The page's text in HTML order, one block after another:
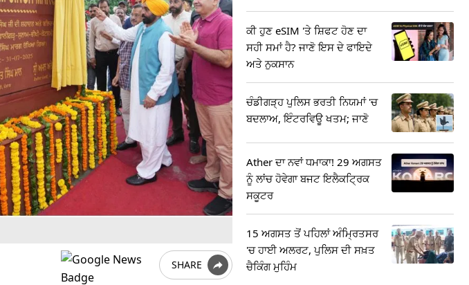
SHARE
ਕੀ ਹੁਣ eSIM 'ਤੇ ਸ਼ਿਫਟ ਹੋਣ ਦਾ
ਸਹੀ ਸਮਾਂ ਹੈ? ਜਾਣੋ ਇਸ ਦੇ ਫਾਇਦੇ
ਅਤੇ ਨੁਕਸਾਨ
ਚੰਡੀਗੜ੍ਹ ਪੁਲਿਸ ਭਰਤੀ ਨਿਯਮਾਂ 'ਚ
ਬਦਲਾਅ, ਇੰਟਰਵਿਊ ਖਤਮ; ਜਾਣੋ
Ather ਦਾ ਨਵਾਂ ਧਮਾਕਾ! 29 ਅਗਸਤ
ਨੂੰ ਲਾਂਚ ਹੋਵੇਗਾ ਬਜਟ ਇਲੈਕਟ੍ਰਿਕ
ਸਕੂਟਰ
15 ਅਗਸਤ ਤੋਂ ਪਹਿਲਾਂ ਅੰਮ੍ਰਿਤਸਰ
'ਚ ਹਾਈ ਅਲਰਟ, ਪੁਲਿਸ ਦੀ ਸਖ਼ਤ
ਚੈਕਿੰਗ ਮੁਹਿੰਮ